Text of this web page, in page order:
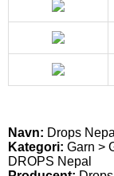
Navn: Drops
Kategori: Garn >
DROPS Nepal